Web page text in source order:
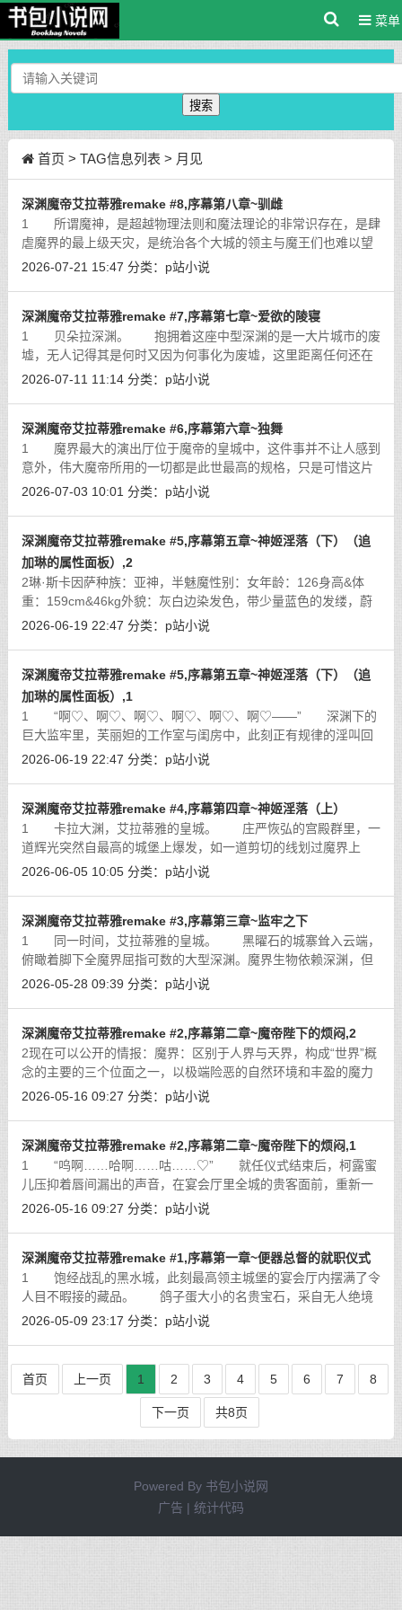
菜单
搜索
首页 > TAG信息列表 > 月见
深渊魔帝艾拉蒂雅remake #8,序幕第八章~驯雌
1 所谓魔神，是超越物理法则和魔法理论的非常识存在，是肆
虐魔界的最上级天灾，是统治各个大城的领主与魔王们也难以望
其项背的绝对的支配者。如此的存在其身体的每一部位都与凡物
2026-07-21 15:47 分类： p站小说
深渊魔帝艾拉蒂雅remake #7,序幕第七章~爱欲的陵寝
1 贝朵拉深渊。 抱拥着这座中型深渊的是一大片城市的废
墟，无人记得其是何时又因为何事化为废墟，这里距离任何还在
运转的魔界大城都有超出三千公里的距离，关于它的一切都已经
2026-07-11 11:14 分类： p站小说
深渊魔帝艾拉蒂雅remake #6,序幕第六章~独舞
1 魔界最大的演出厅位于魔帝的皇城中，这件事并不让人感到
意外，伟大魔帝所用的一切都是此世最高的规格，只是可惜这片
巨大的舞台自建成以来，有资格在其下方落座的观众和在其上方
2026-07-03 10:01 分类： p站小说
深渊魔帝艾拉蒂雅remake #5,序幕第五章~神姬淫落（下）（追
加琳的属性面板）,2
2琳·斯卡因萨种族：亚神，半魅魔性别：女年龄：126身高&体
重：159cm&46kg外貌：灰白边染发色，带少量蓝色的发缕，蔚
蓝眼瞳，双麻花辫用紫水晶做发结，身材纤细标致的少女。身穿
2026-06-19 22:47 分类： p站小说
深渊魔帝艾拉蒂雅remake #5,序幕第五章~神姬淫落（下）（追
加琳的属性面板）,1
1 “啊♡、啊♡、啊♡、啊♡、啊♡、啊♡——” 深渊下的
巨大监牢里，芙丽妲的工作室与闺房中，此刻正有规律的淫叫回
荡不绝。 穿过死寂的走廊和冰冷的灯光，穿过一扇符文加固
2026-06-19 22:47 分类： p站小说
深渊魔帝艾拉蒂雅remake #4,序幕第四章~神姬淫落（上）
1 卡拉大渊，艾拉蒂雅的皇城。 庄严恢弘的宫殿群里，一
道辉光突然自最高的城堡上爆发，如一道剪切的线划过魔界上
空，击穿山脉，撕裂大地，在压倒性的暴风扫去了一万米的乌云
2026-06-05 10:05 分类： p站小说
深渊魔帝艾拉蒂雅remake #3,序幕第三章~监牢之下
1 同一时间，艾拉蒂雅的皇城。 黑曜石的城寨耸入云端，
俯瞰着脚下全魔界屈指可数的大型深渊。魔界生物依赖深渊，但
也畏惧深渊，因为其即是这个混沌的世界里少数的避难所，但也
2026-05-28 09:39 分类： p站小说
深渊魔帝艾拉蒂雅remake #2,序幕第二章~魔帝陛下的烦闷,2
2现在可以公开的情报：魔界：区别于人界与天界，构成“世界”概
念的主要的三个位面之一，以极端险恶的自然环境和丰盈的魔力
资源，以及不分昼夜悬挂头顶的双月著称。魔族：主要居住在魔
2026-05-16 09:27 分类： p站小说
深渊魔帝艾拉蒂雅remake #2,序幕第二章~魔帝陛下的烦闷,1
1 “呜啊……哈啊……咕……♡” 就任仪式结束后，柯露蜜
儿压抑着唇间漏出的声音，在宴会厅里全城的贵客面前，重新一
件一件地穿上衣服。 在魔帝雷厉风行的惩罚之后，台下没有
2026-05-16 09:27 分类： p站小说
深渊魔帝艾拉蒂雅remake #1,序幕第一章~便器总督的就职仪式
1 饱经战乱的黑水城，此刻最高领主城堡的宴会厅内摆满了令
人目不暇接的藏品。 鸽子蛋大小的名贵宝石，采自无人绝境
的珊瑚与琼枝，历史悠久的雕塑和名画，还有金杯，头冠，锦缎
2026-05-09 23:17 分类： p站小说
首页 上一页 1 2 3 4 5 6 7 8
下一页 共8页
Powered By 书包小说网
广告 | 统计代码